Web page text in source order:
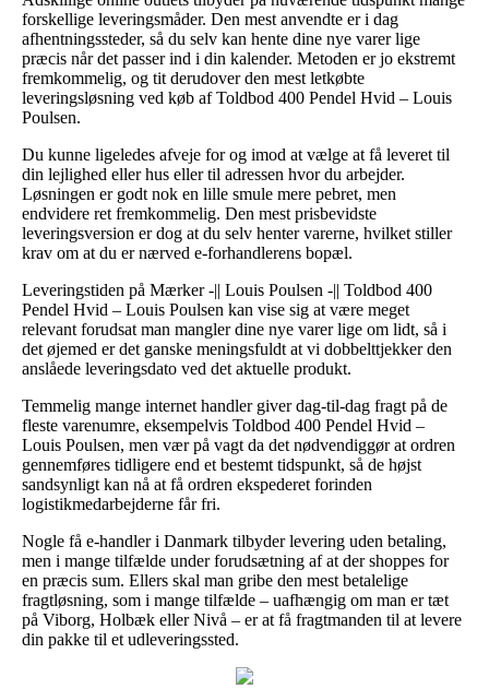
forskellige leveringsmåder. Den mest anvendte er i dag
afhentningssteder, så du selv kan hente dine nye varer lige
præcis når det passer ind i din kalender. Metoden er jo ekstremt
fremkommelig, og tit derudover den mest letkøbte
leveringsløsning ved køb af Toldbod 400 Pendel Hvid – Louis
Poulsen.
Du kunne ligeledes afveje for og imod at vælge at få leveret til
din lejlighed eller hus eller til adressen hvor du arbejder.
Løsningen er godt nok en lille smule mere pebret, men
endvidere ret fremkommelig. Den mest prisbevidste
leveringsversion er dog at du selv henter varerne, hvilket stiller
krav om at du er nærved e-forhandlerens bopæl.
Leveringstiden på Mærker -|| Louis Poulsen -|| Toldbod 400
Pendel Hvid – Louis Poulsen kan vise sig at være meget
relevant forudsat man mangler dine nye varer lige om lidt, så i
det øjemed er det ganske meningsfuldt at vi dobbelttjekker den
anslåede leveringsdato ved det aktuelle produkt.
Temmelig mange internet handler giver dag-til-dag fragt på de
fleste varenumre, eksempelvis Toldbod 400 Pendel Hvid –
Louis Poulsen, men vær på vagt da det nødvendiggør at ordren
gennemføres tidligere end et bestemt tidspunkt, så de højst
sandsynligt kan nå at få ordren ekspederet forinden
logistikmedarbejderne får fri.
Nogle få e-handler i Danmark tilbyder levering uden betaling,
men i mange tilfælde under forudsætning af at der shoppes for
en præcis sum. Ellers skal man gribe den mest betalelige
fragtløsning, som i mange tilfælde – uafhængig om man er tæt
på Viborg, Holbæk eller Nivå – er at få fragtmanden til at levere
din pakke til et udleveringssted.